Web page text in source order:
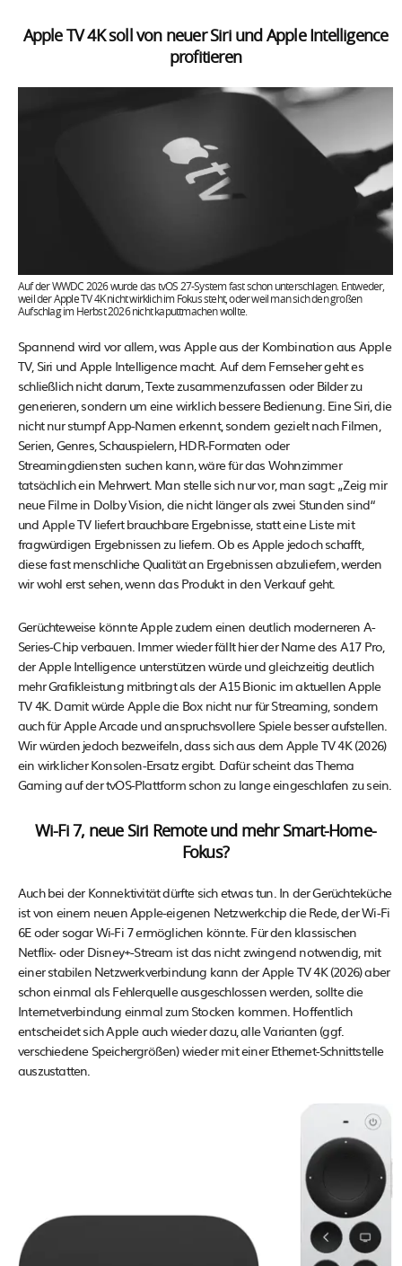
Apple TV 4K soll von neuer Siri und Apple Intelligence
profitieren
Auf der WWDC 2026 wurde das tvOS 27-System fast schon unterschlagen. Entweder,
weil der Apple TV 4K nicht wirklich im Fokus steht, oder weil man sich den großen
Aufschlag im Herbst 2026 nicht kaputtmachen wollte.
Spannend wird vor allem, was Apple aus der Kombination aus Apple
TV, Siri und Apple Intelligence macht. Auf dem Fernseher geht es
schließlich nicht darum, Texte zusammenzufassen oder Bilder zu
generieren, sondern um eine wirklich bessere Bedienung. Eine Siri, die
nicht nur stumpf App-Namen erkennt, sondern gezielt nach Filmen,
Serien, Genres, Schauspielern, HDR-Formaten oder
Streamingdiensten suchen kann, wäre für das Wohnzimmer
tatsächlich ein Mehrwert. Man stelle sich nur vor, man sagt: „Zeig mir
neue Filme in Dolby Vision, die nicht länger als zwei Stunden sind“
und Apple TV liefert brauchbare Ergebnisse, statt eine Liste mit
fragwürdigen Ergebnissen zu liefern. Ob es Apple jedoch schafft,
diese fast menschliche Qualität an Ergebnissen abzuliefern, werden
wir wohl erst sehen, wenn das Produkt in den Verkauf geht.
Gerüchteweise könnte Apple zudem einen deutlich moderneren A-
Series-Chip verbauen. Immer wieder fällt hier der Name des A17 Pro,
der Apple Intelligence unterstützen würde und gleichzeitig deutlich
mehr Grafikleistung mitbringt als der A15 Bionic im aktuellen Apple
TV 4K. Damit würde Apple die Box nicht nur für Streaming, sondern
auch für Apple Arcade und anspruchsvollere Spiele besser aufstellen.
Wir würden jedoch bezweifeln, dass sich aus dem Apple TV 4K (2026)
ein wirklicher Konsolen-Ersatz ergibt. Dafür scheint das Thema
Gaming auf der tvOS-Plattform schon zu lange eingeschlafen zu sein.
Wi-Fi 7, neue Siri Remote und mehr Smart-Home-
Fokus?
Auch bei der Konnektivität dürfte sich etwas tun. In der Gerüchteküche
ist von einem neuen Apple-eigenen Netzwerkchip die Rede, der Wi-Fi
6E oder sogar Wi-Fi 7 ermöglichen könnte. Für den klassischen
Netflix- oder Disney+-Stream ist das nicht zwingend notwendig, mit
einer stabilen Netzwerkverbindung kann der Apple TV 4K (2026) aber
schon einmal als Fehlerquelle ausgeschlossen werden, sollte die
Internetverbindung einmal zum Stocken kommen. Hoffentlich
entscheidet sich Apple auch wieder dazu, alle Varianten (ggf.
verschiedene Speichergrößen) wieder mit einer Ethernet-Schnittstelle
auszustatten.